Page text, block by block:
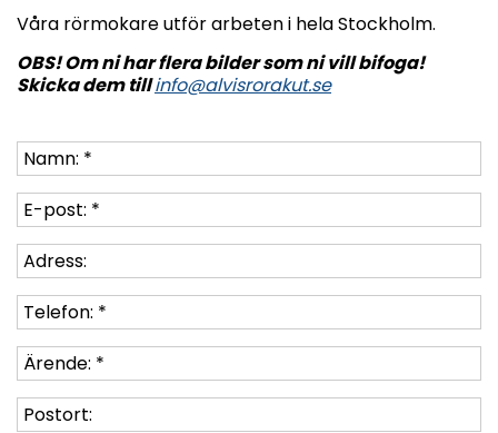
Våra rörmokare utför arbeten i hela Stockholm.
OBS! Om ni har flera bilder som ni vill bifoga!
Skicka dem tillinfo@alvisrorakut.se